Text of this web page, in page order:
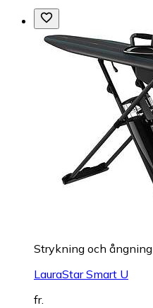
Strykning och ångning
LauraStar Smart U
fr.